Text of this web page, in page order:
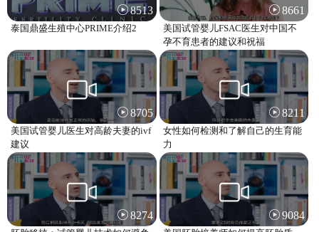
8513
泰国鼎盛生殖中心PRIME介绍2
8661
美国试管婴儿FSAC医生对中国不
孕不育患者的建议和祝福
8705
美国试管婴儿医生对高龄夫妻的ivf
建议
8211
女性如何检测和了解自己的生育能
力
8274 9084